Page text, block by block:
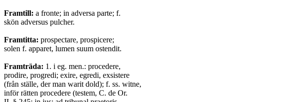
Framtill: a fronte; in adversa parte; f.
skön adversus pulcher.
Framtitta: prospectare, prospicere;
solen f. apparet, lumen suum ostendit.
Framträda: 1. i eg. men.: procedere,
prodire, progredi; exire, egredi, exsistere
(från ställe, der man warit dold); f. ss. witne,
inför rätten procedere (testem, C. de Or.